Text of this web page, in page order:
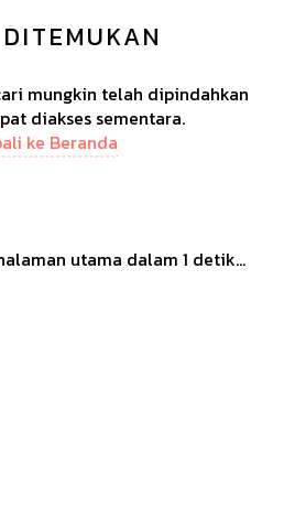
mungkin telah dipindahkan
diakses sementara.
ke Beranda
utama dalam 1 detik...